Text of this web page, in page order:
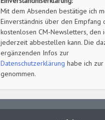
Mit dem Absenden bestätige ich
Einverständnis über den Empfang
kostenlosen CM-Newsletters, den
jederzeit abbestellen kann. Die
ergänzenden Infos zur
Datenschutzerklärung habe ich zur
genommen.